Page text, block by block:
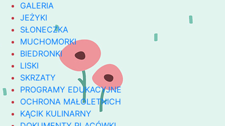
GALERIA
JEŻYKI
SŁONECZKA
MUCHOMORKI
BIEDRONKI
LISKI
SKRZATY
PROGRAMY EDUKACYJNE
OCHRONA MAŁOLETNICH
KĄCIK KULINARNY